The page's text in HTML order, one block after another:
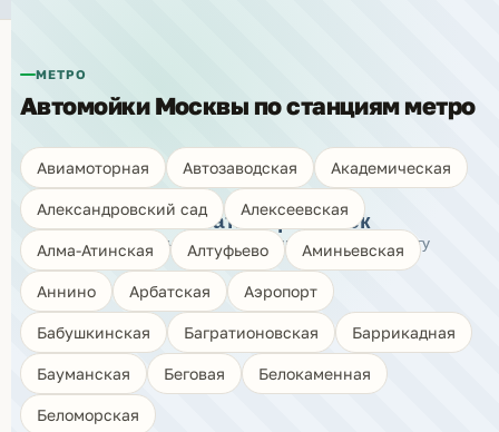
🗺️
Показать карту моек
Нажмите, чтобы открыть интерактивную карту
МЕТРО
Автомойки Москвы по станциям метро
Авиамоторная Автозаводская Академическая
Александровский сад Алексеевская
Алма-Атинская Алтуфьево Аминьевская
Аннино Арбатская Аэропорт
Бабушкинская Багратионовская Баррикадная
Бауманская Беговая Белокаменная
Беломорская